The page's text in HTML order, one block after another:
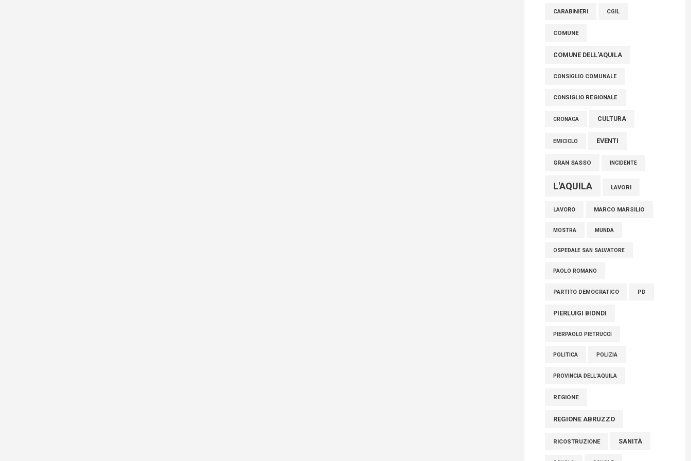
tra cui molti abruzzesi"
06 Agosto 2026
CARABINIERI CGIL
COMUNE
COMUNE DELL'AQUILA
CONSIGLIO COMUNALE
CONSIGLIO REGIONALE
CRONACA CULTURA
EMICICLO EVENTI
GRAN SASSO INCIDENTE
L'AQUILA LAVORI
LAVORO MARCO MARSILIO
MOSTRA MUNDA
OSPEDALE SAN SALVATORE
PAOLO ROMANO
PARTITO DEMOCRATICO PD
PIERLUIGI BIONDI
PIERPAOLO PIETRUCCI
POLITICA POLIZIA
PROVINCIA DELL'AQUILA
REGIONE
REGIONE ABRUZZO
RICOSTRUZIONE SANITÀ